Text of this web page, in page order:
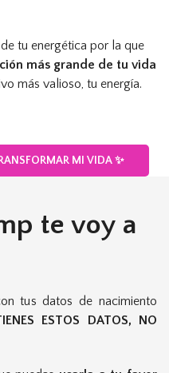
tu energética por la que
más grande de tu vida
más valioso, tu energía.
MI VIDA ✨
te voy a
tus datos de nacimiento
ESTOS DATOS, NO